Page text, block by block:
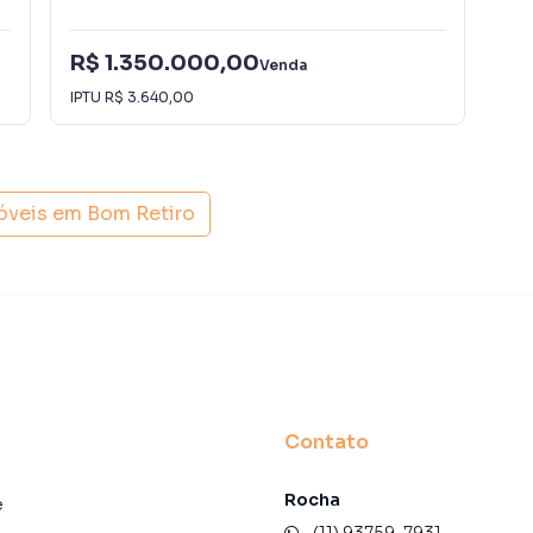
R$ 1.350.000,00Venda
IPTU R$ 3.640,00
em Bom Retiro
Contato
Rocha